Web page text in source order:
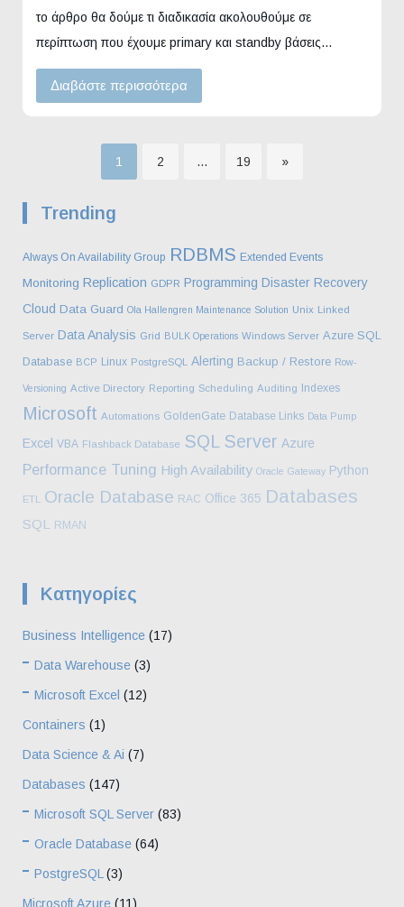
το άρθρο θα δούμε τι διαδικασία ακολουθούμε σε
περίπτωση που έχουμε primary και standby βάσεις…
Διαβάστε περισσότερα
Σελιδοποίηση
άρθρων
Σελίδα
1 Σελίδα
2 … Σελίδα
19 »
Trending
Always On Availability Group RDBMS Extended Events
Monitoring Replication GDPR Programming Disaster Recovery
Cloud Data Guard Ola Hallengren Maintenance Solution Unix Linked
Server Data Analysis Grid BULK Operations Windows Server Azure SQL
Database BCP Linux PostgreSQL Alerting Backup / Restore Row-
Versioning Active Directory Reporting Scheduling Auditing Indexes
Microsoft Automations GoldenGate Database Links Data Pump
Excel VBA Flashback Database SQL Server Azure
Performance Tuning High Availability Oracle Gateway Python
ETL Oracle Database RAC Office 365 Databases
SQL RMAN
Kατηγορίες
Business Intelligence (17)
Data Warehouse (3)
Microsoft Excel (12)
Containers (1)
Data Science & Ai (7)
Databases (147)
Microsoft SQL Server (83)
Oracle Database (64)
PostgreSQL (3)
Microsoft Azure (11)